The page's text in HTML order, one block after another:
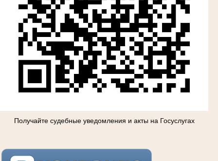
Получайте судебные уведомления и акты на Госуслугах